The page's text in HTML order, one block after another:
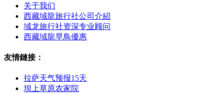
关于我们
西藏域龍旅行社公司介紹
域龙旅行社资深专业顾问
西藏域龍早鳥優惠
友情鏈接：
拉萨天气预报15天
坝上草原农家院